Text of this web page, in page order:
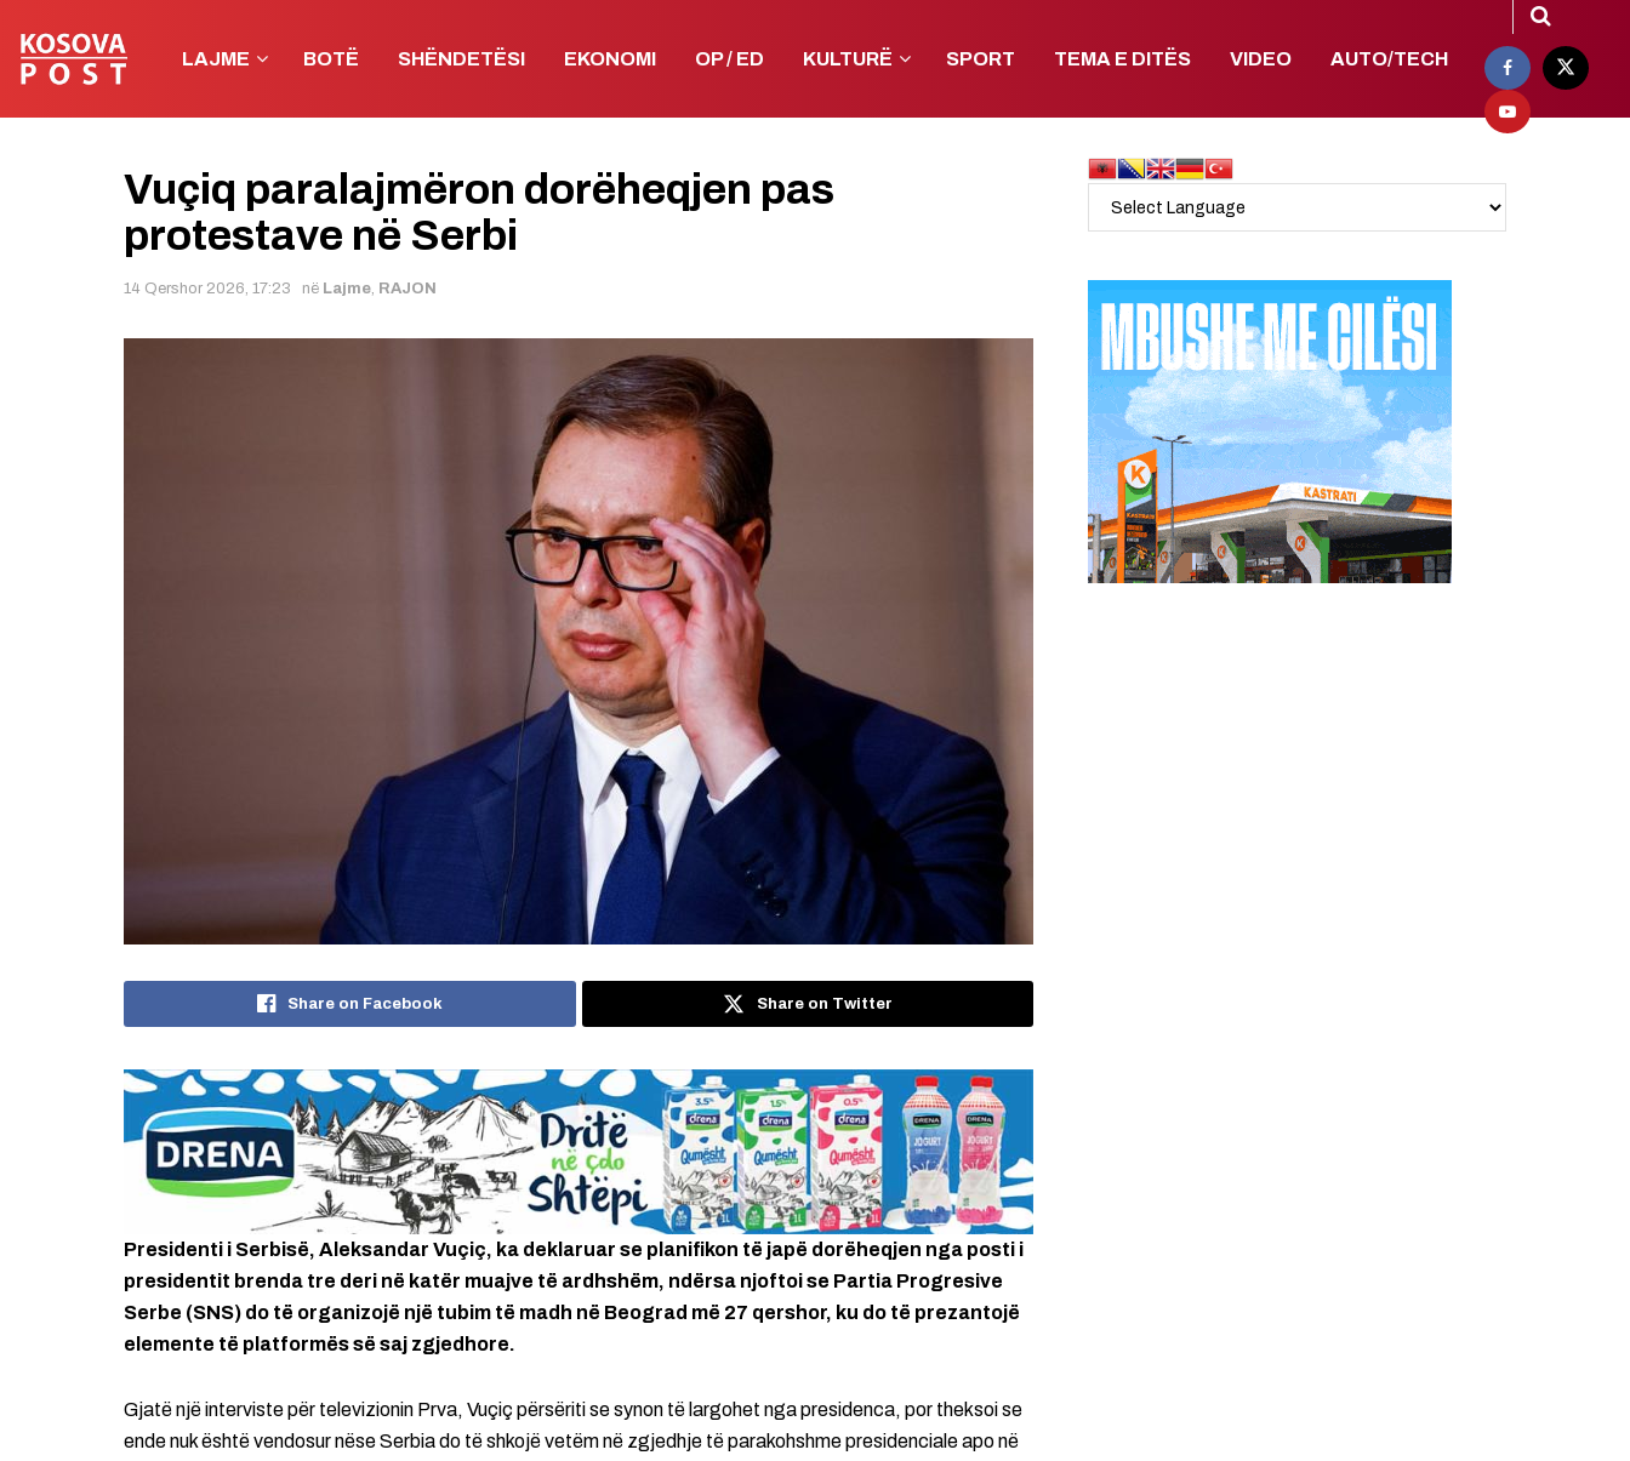
LAJME BOTË SHËNDETËSI EKONOMI OP / ED KULTURË SPORT TEMA E DITËS VIDEO AUTO/TECH
Vuçiq paralajmëron dorëheqjen pas
protestave në Serbi
14 Qershor 2026, 17:23 në Lajme, RAJON
Share on Facebook Share on Twitter
Presidenti i Serbisë, Aleksandar Vuçiç, ka deklaruar se planifikon të japë dorëheqjen nga posti i
presidentit brenda tre deri në katër muajve të ardhshëm, ndërsa njoftoi se Partia Progresive
Serbe (SNS) do të organizojë një tubim të madh në Beograd më 27 qershor, ku do të prezantojë
elemente të platformës së saj zgjedhore.
Gjatë një interviste për televizionin Prva, Vuçiç përsëriti se synon të largohet nga presidenca, por theksoi se
ende nuk është vendosur nëse Serbia do të shkojë vetëm në zgjedhje të parakohshme presidenciale apo në